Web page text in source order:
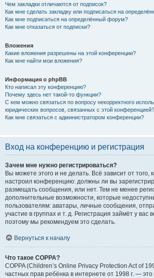
Чем закладки отличаются от подписок?
Как мне сделать закладку или подписаться на
Как мне подписаться на определённый форум?
Как мне отказаться от подписки?
Вложения
Какие вложения разрешены на этой конференции?
Как мне найти мои вложения?
Информация о phpBB
Кто написал эту конференцию?
Почему здесь нет такой-то функции?
С кем можно связаться по вопросу некорректного
юридических вопросов, связанных с этой конференцией?
Как мне связаться с администратором конференции?
Вход на конференцию и регистрация
Зачем мне нужно регистрироваться?
Вы можете этого и не делать. Всё зависит от того,
настроил конференцию: должны ли вы
размещать сообщения, или нет. Тем не менее
дополнительные возможности, которые
пользователям: аватары, личные сообщения,
участие в группах и т. д. Регистрация займёт у вас
поэтому мы рекомендуем это сделать.
Вернуться к началу
Что такое COPPA?
COPPA (Children’s Online Privacy Protection Act of
частных прав ребёнка в интернете от 1998 г. —